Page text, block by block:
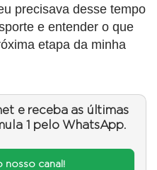
precisava desse tempo
e entender o que
etapa da minha
e receba as últimas
1 pelo WhatsApp.
nosso canal!